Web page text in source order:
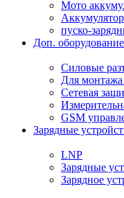
Мото
пуско-
Доп. оборудование
Силовые
Для
Сетевая
GSM
Зарядные
LNP
Зарядные
Зарядное